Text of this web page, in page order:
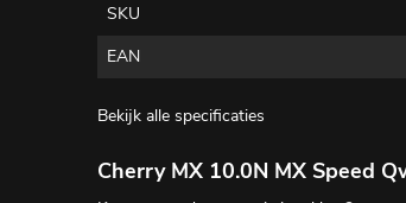
SKU
EAN
Bekijk alle specificaties
Cherry MX 10.0N MX Speed